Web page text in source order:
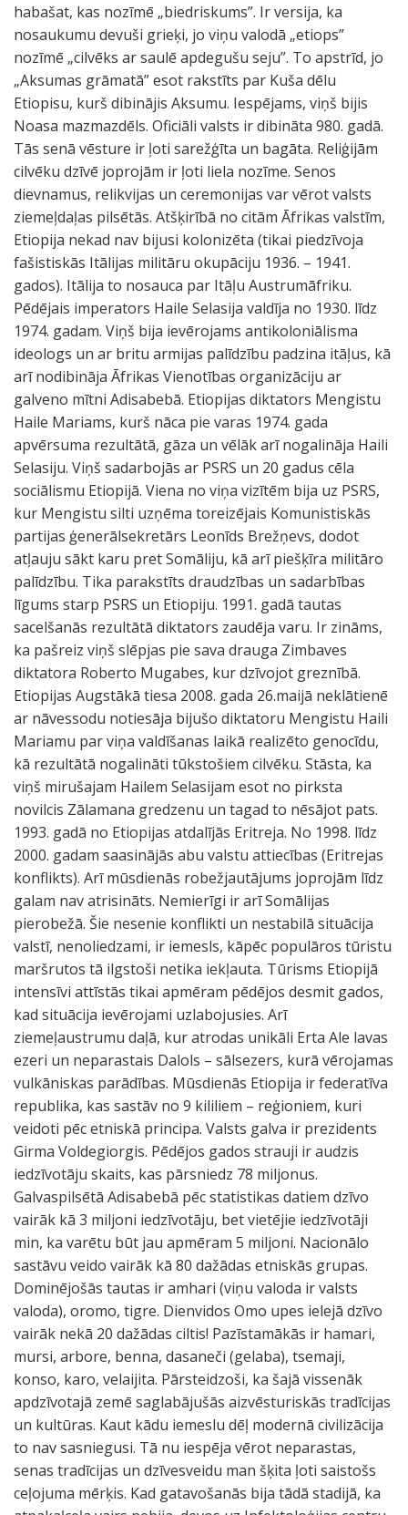
habašat, kas nozīmē „biedriskums”. Ir versija, ka
nosaukumu devuši grieķi, jo viņu valodā „etiops”
nozīmē „cilvēks ar saulē apdegušu seju”. To apstrīd, jo
„Aksumas grāmatā” esot rakstīts par Kuša dēlu
Etiopisu, kurš dibinājis Aksumu. Iespējams, viņš bijis
Noasa mazmazdēls. Oficiāli valsts ir dibināta 980. gadā.
Tās senā vēsture ir ļoti sarežģīta un bagāta. Reliģijām
cilvēku dzīvē joprojām ir ļoti liela nozīme. Senos
dievnamus, relikvijas un ceremonijas var vērot valsts
ziemeļdaļas pilsētās. Atšķirībā no citām Āfrikas valstīm,
Etiopija nekad nav bijusi kolonizēta (tikai piedzīvoja
fašistiskās Itālijas militāru okupāciju 1936. – 1941.
gados). Itālija to nosauca par Itāļu Austrumāfriku.
Pēdējais imperators Haile Selasija valdīja no 1930. līdz
1974. gadam. Viņš bija ievērojams antikoloniālisma
ideologs un ar britu armijas palīdzību padzina itāļus, kā
arī nodibināja Āfrikas Vienotības organizāciju ar
galveno mītni Adisabebā. Etiopijas diktators Mengistu
Haile Mariams, kurš nāca pie varas 1974. gada
apvērsuma rezultātā, gāza un vēlāk arī nogalināja Haili
Selasiju. Viņš sadarbojās ar PSRS un 20 gadus cēla
sociālismu Etiopijā. Viena no viņa vizītēm bija uz PSRS,
kur Mengistu silti uzņēma toreizējais Komunistiskās
partijas ģenerālsekretārs Leonīds Brežņevs, dodot
atļauju sākt karu pret Somāliju, kā arī piešķīra militāro
palīdzību. Tika parakstīts draudzības un sadarbības
līgums starp PSRS un Etiopiju. 1991. gadā tautas
sacelšanās rezultātā diktators zaudēja varu. Ir zināms,
ka pašreiz viņš slēpjas pie sava drauga Zimbaves
diktatora Roberto Mugabes, kur dzīvojot greznībā.
Etiopijas Augstākā tiesa 2008. gada 26.maijā neklātienē
ar nāvessodu notiesāja bijušo diktatoru Mengistu Haili
Mariamu par viņa valdīšanas laikā realizēto genocīdu,
kā rezultātā nogalināti tūkstošiem cilvēku. Stāsta, ka
viņš mirušajam Hailem Selasijam esot no pirksta
novilcis Zālamana gredzenu un tagad to nēsājot pats.
1993. gadā no Etiopijas atdalījās Eritreja. No 1998. līdz
2000. gadam saasinājās abu valstu attiecības (Eritrejas
konflikts). Arī mūsdienās robežjautājums joprojām līdz
galam nav atrisināts. Nemierīgi ir arī Somālijas
pierobežā. Šie nesenie konflikti un nestabilā situācija
valstī, nenoliedzami, ir iemesls, kāpēc populāros tūristu
maršrutos tā ilgstoši netika iekļauta. Tūrisms Etiopijā
intensīvi attīstās tikai apmēram pēdējos desmit gados,
kad situācija ievērojami uzlabojusies. Arī
ziemeļaustrumu daļā, kur atrodas unikāli Erta Ale lavas
ezeri un neparastais Dalols – sālsezers, kurā vērojamas
vulkāniskas parādības. Mūsdienās Etiopija ir federatīva
republika, kas sastāv no 9 kililiem – reģioniem, kuri
veidoti pēc etniskā principa. Valsts galva ir prezidents
Girma Voldegiorgis. Pēdējos gados strauji ir audzis
iedzīvotāju skaits, kas pārsniedz 78 miljonus.
Galvaspilsētā Adisabebā pēc statistikas datiem dzīvo
vairāk kā 3 miljoni iedzīvotāju, bet vietējie iedzīvotāji
min, ka varētu būt jau apmēram 5 miljoni. Nacionālo
sastāvu veido vairāk kā 80 dažādas etniskās grupas.
Dominējošās tautas ir amhari (viņu valoda ir valsts
valoda), oromo, tigre. Dienvidos Omo upes ielejā dzīvo
vairāk nekā 20 dažādas ciltis! Pazīstamākās ir hamari,
mursi, arbore, benna, dasaneči (gelaba), tsemaji,
konso, karo, velaijita. Pārsteidzoši, ka šajā vissenāk
apdzīvotajā zemē saglabājušās aizvēsturiskās tradīcijas
un kultūras. Kaut kādu iemeslu dēļ modernā civilizācija
to nav sasniegusi. Tā nu iespēja vērot neparastas,
senas tradīcijas un dzīvesveidu man šķita ļoti saistošs
ceļojuma mērķis. Kad gatavošanās bija tādā stadijā, ka